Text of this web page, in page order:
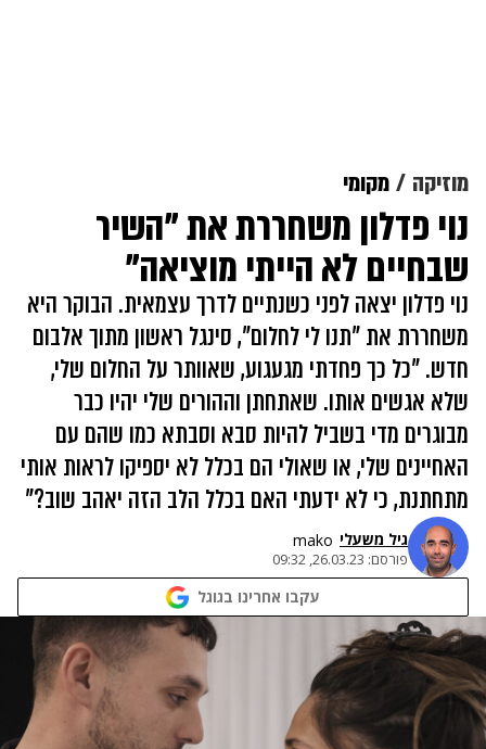
מוזיקה מקומי
נוי פדלון משחררת את "השיר
שבחיים לא הייתי מוציאה"
נוי פדלון יצאה לפני כשנתיים לדרך עצמאית. הבוקר היא
משחררת את "תנו לי לחלום", סינגל ראשון מתוך אלבום
חדש. "כל כך פחדתי מגעגוע, שאוותר על החלום שלי,
שלא אגשים אותו. שאתחתן וההורים שלי יהיו כבר
מבוגרים מדי בשביל להיות סבא וסבתא כמו שהם עם
האחיינים שלי, או שאולי הם בכלל לא יספיקו לראות אותי
מתחתנת, כי לא ידעתי האם בכלל הלב הזה יאהב שוב?"
גיל משעלי mako
פורסם: 26.03.23, 09:32
עקבו אחרינו בגוגל